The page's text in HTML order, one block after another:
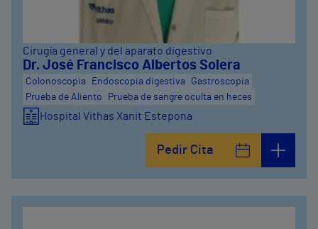
Cirugía general y del aparato digestivo
Dr. José Francisco Albertos Solera
Colonoscopia Endoscopia digestiva
Gastroscopia
Prueba de Aliento
Prueba de sangre oculta en heces
Hospital Vithas Xanit Estepona
Pedir Cita